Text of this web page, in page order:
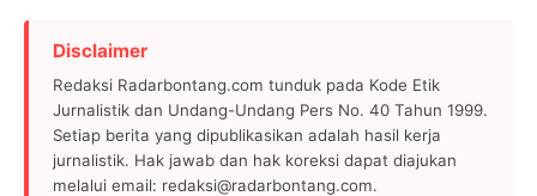
Disclaimer
Redaksi Radarbontang.com tunduk pada Kode Etik
Jurnalistik dan Undang-Undang Pers No. 40 Tahun 1999.
Setiap berita yang dipublikasikan adalah hasil kerja
jurnalistik. Hak jawab dan hak koreksi dapat diajukan
melalui email: redaksi@radarbontang.com.